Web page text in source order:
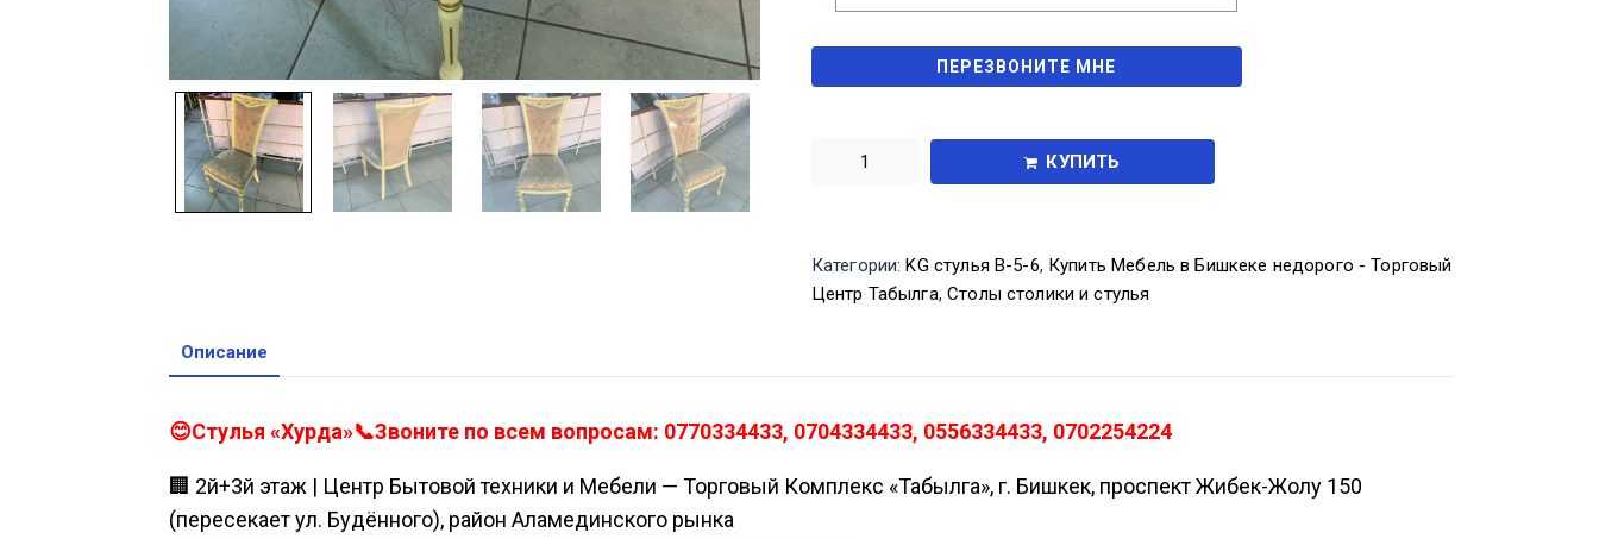
КУПИТЬ
Категории: KG стулья В-5-6, Купить Мебель в Бишкеке недорого - Торговый
Центр Табылга,Столы столики и стулья
Описание
😊Стулья «Хурда»📞Звоните по всем вопросам: 0770334433, 0704334433, 0556334433, 0702254224
🏢 2й+3й этаж | Центр Бытовой техники и Мебели — Торговый Комплекс «Табылга», г. Бишкек, проспект Жибек-Жолу 150
(пересекает ул. Будённого), район Аламединского рынка